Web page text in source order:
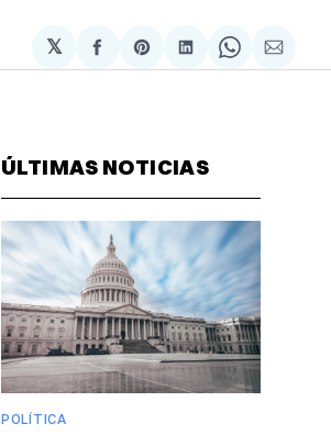
𝕏
Compartir
en
Share
on
Compartir
en
Share
on
via
ÚLTIMAS NOTICIAS
POLÍTICA